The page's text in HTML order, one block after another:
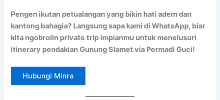
Pengen ikutan petualangan yang bikin hati adem dan
kantong bahagia? Langsung sapa kami di WhatsApp, biar
kita ngobrolin private trip impianmu untuk menelusuri
itinerary pendakian Gunung Slamet via Permadi Guci!
Hubungi Minra